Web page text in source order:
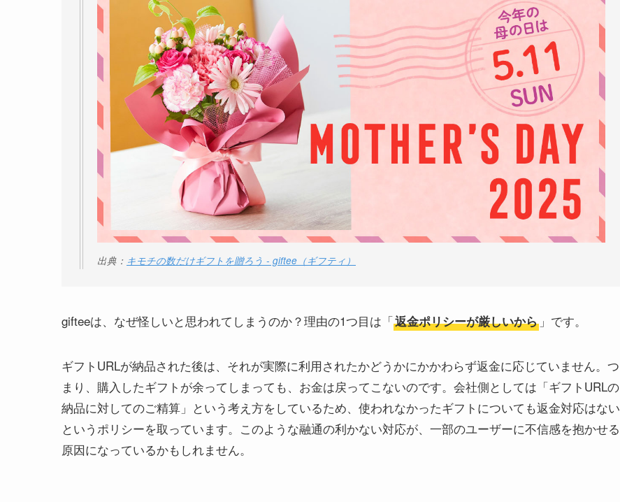
出典： キモチの数だけギフトを贈ろう - giftee（ギフティ）
gifteeは、なぜ怪しいと思われてしまうのか？理由の1つ目は「返金ポリシーが厳しいから 」です。
ギフトURLが納品された後は、それが実際に利用されたかどうかにかかわらず返金に応じていません。つ
まり、購入したギフトが余ってしまっても、お金は戻ってこないのです。会社側としては「ギフトURLの
納品に対してのご精算」という考え方をしているため、使われなかったギフトについても返金対応はない
というポリシーを取っています。このような融通の利かない対応が、一部のユーザーに不信感を抱かせる
原因になっているかもしれません。